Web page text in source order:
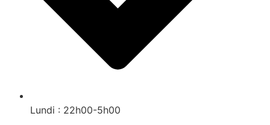
Lundi : 22h00-5h00